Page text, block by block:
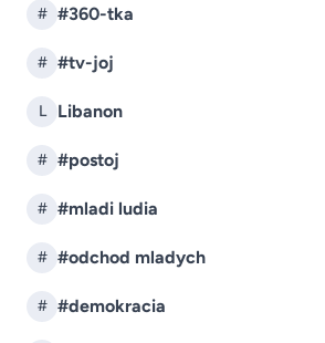
# #360-tka
# #tv-joj
L Libanon
# #postoj
# #mladi ludia
# #odchod mladych
# #demokracia